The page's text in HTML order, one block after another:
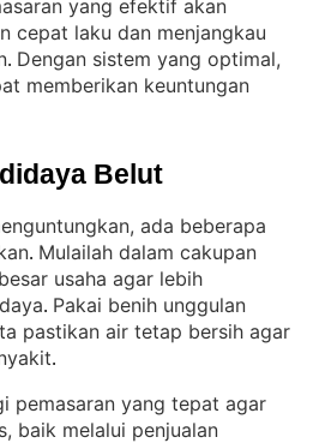
yang efektif akan
cepat laku dan menjangkau
. Dengan sistem yang optimal,
memberikan keuntungan
Belut
ada beberapa
. Mulailah dalam cakupan
usaha agar lebih
. Pakai benih unggulan
pastikan air tetap bersih agar
.
pemasaran yang tepat agar
baik melalui penjualan